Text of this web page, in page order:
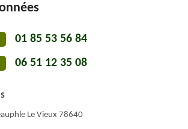
01 85 53 56 84
06 51 12 35 08
Le Vieux 78640